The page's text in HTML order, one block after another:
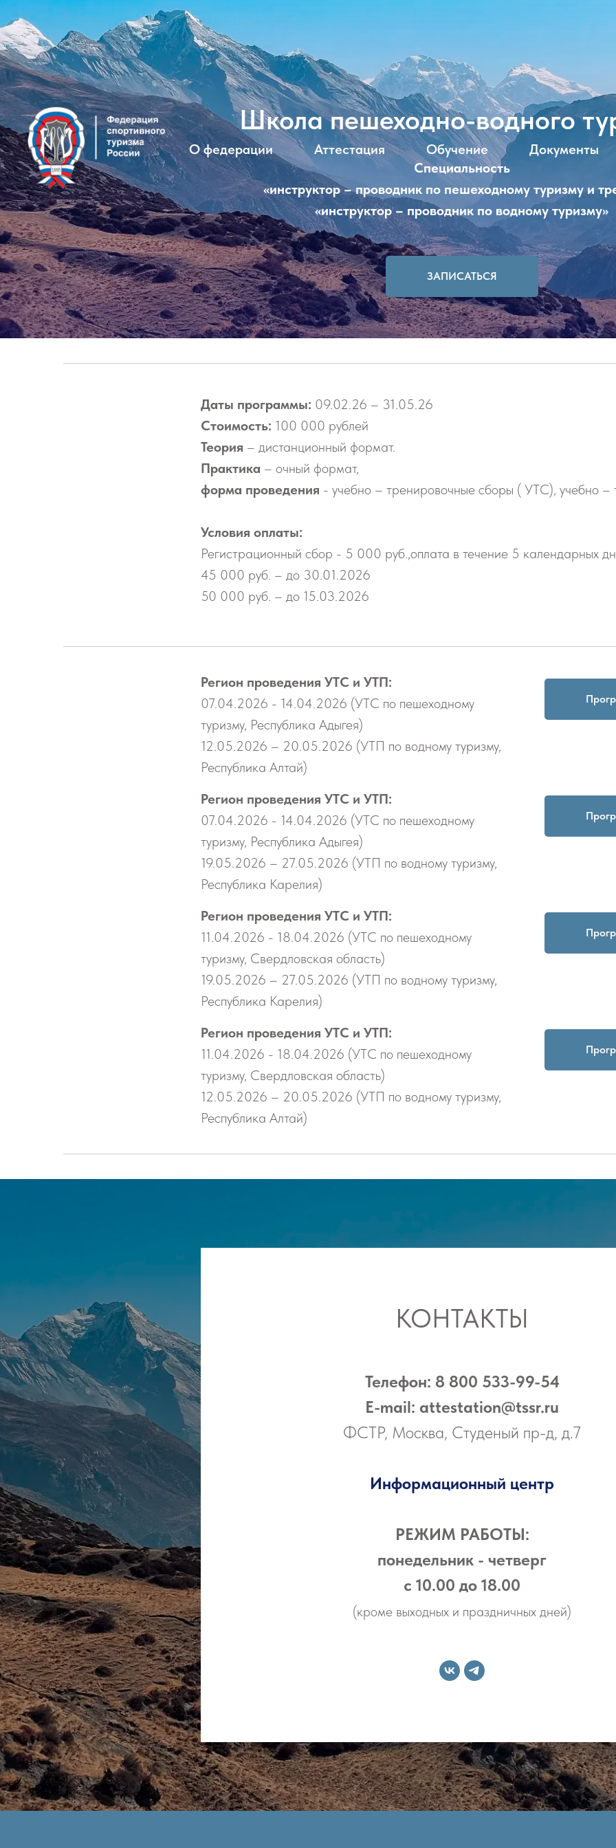
О федерации Аттестация Обучение Документы
Школа пешеходно-водного
Специальность
«инструктор – проводник по пешеходному туризму и
«инструктор – проводник по водному туризму»
ЗАПИСАТЬСЯ
Даты программы: 09.02.26 – 31.05.26
Стоимость: 100 000 рублей
Теория – дистанционный формат.
Практика – очный формат,
форма проведения - учебно – тренировочные сборы ( УТС), учебно
Условия оплаты:
Регистрационный сбор - 5 000 руб.,оплата в течение 5 календарных
45 000 руб. – до 30.01.2026
50 000 руб. – до 15.03.2026
Регион проведения УТС и УТП:
07.04.2026 - 14.04.2026 (УТС по пешеходному
туризму, Республика Адыгея)
12.05.2026 – 20.05.2026 (УТП по водному туризму,
Республика Алтай)
Регион проведения УТС и УТП:
07.04.2026 - 14.04.2026 (УТС по пешеходному
туризму, Республика Адыгея)
19.05.2026 – 27.05.2026 (УТП по водному туризму,
Республика Карелия)
Регион проведения УТС и УТП:
11.04.2026 - 18.04.2026 (УТС по пешеходному
туризму, Свердловская область)
19.05.2026 – 27.05.2026 (УТП по водному туризму,
Республика Карелия)
Регион проведения УТС и УТП:
11.04.2026 - 18.04.2026 (УТС по пешеходному
туризму, Свердловская область)
12.05.2026 – 20.05.2026 (УТП по водному туризму,
Республика Алтай)
КОНТАКТЫ
Телефон: 8 800 533-99-54
E-mail: attestation@tssr.ru
ФСТР, Москва, Студеный пр-д, д.7
Информационный центр
РЕЖИМ РАБОТЫ:
понедельник - четверг
с 10.00 до 18.00
(кроме выходных и праздничных дней)